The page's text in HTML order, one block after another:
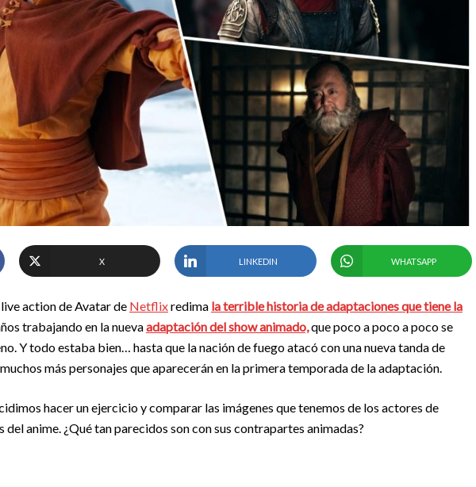
X LINKEDIN WHATSAPP
action de Avatar de Netflixredima la terrible historia de adaptaciones que tiene la
trabajando en la nuevaadaptación del show animado,que poco a poco a poco se
Y todo estaba bien… hasta que la nación de fuego atacó con una nueva tanda de
más personajes que aparecerán en la primera temporada de la adaptación.
hacer un ejercicio y comparar las imágenes que tenemos de los actores de
del anime. ¿Qué tan parecidos son con sus contrapartes animadas?